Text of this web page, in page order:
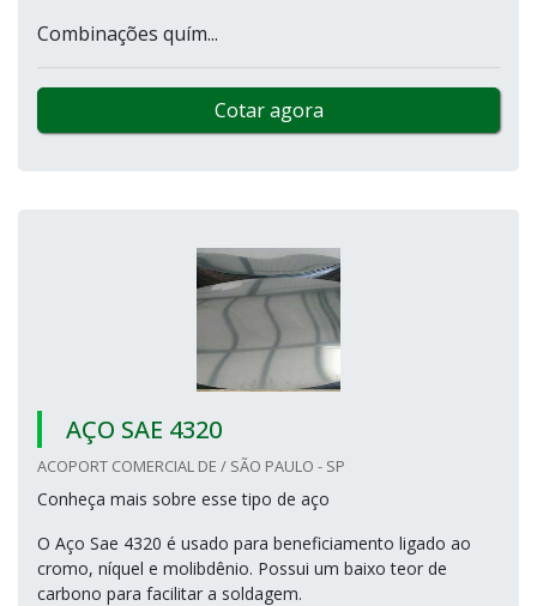
Combinações quím...
Cotar agora
AÇO SAE 4320
ACOPORT COMERCIAL DE / SÃO PAULO - SP
Conheça mais sobre esse tipo de aço
O Aço Sae 4320 é usado para beneficiamento ligado ao
cromo, níquel e molibdênio. Possui um baixo teor de
carbono para facilitar a soldagem.